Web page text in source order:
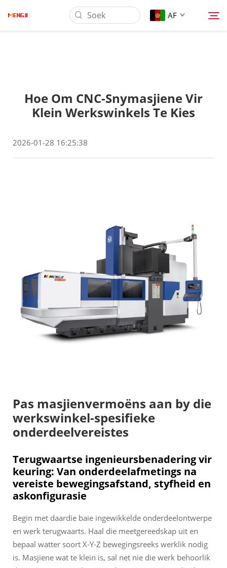
AF
Produk
Aflaai
Hoe Om CNC-Snymasjiene Vir
Klein Werkswinkels Te Kies
2026-01-28 16:25:38
Pas masjienvermoëns aan by die
werkswinkel-spesifieke
onderdeelvereistes
Terugwaartse ingenieursbenadering vir
keuring: Van onderdeelafmetings na
vereiste bewegingsafstand, styfheid en
askonfigurasie
Begin met daardie baie ingewikkelde onderdeelontwerpe
en werk terugwaarts. Haal die meetgereedskap uit en
bepaal watter soort X-Y-Z bewegingsreeks werklik nodig
is. Masjiene wat te klein is, sal net nie die werk behoorlik